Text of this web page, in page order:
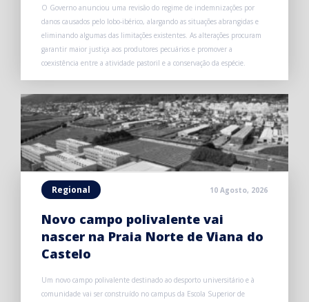
O Governo anunciou uma revisão do regime de indemnizações por
danos causados pelo lobo-ibérico, alargando as situações abrangidas e
eliminando algumas das limitações existentes. As alterações procuram
garantir maior justiça aos produtores pecuários e promover a
coexistência entre a atividade pastoril e a conservação da espécie.
Regional 10 Agosto, 2026
Novo campo polivalente vai
nascer na Praia Norte de Viana do
Castelo
Um novo campo polivalente destinado ao desporto universitário e à
comunidade vai ser construído no campus da Escola Superior de